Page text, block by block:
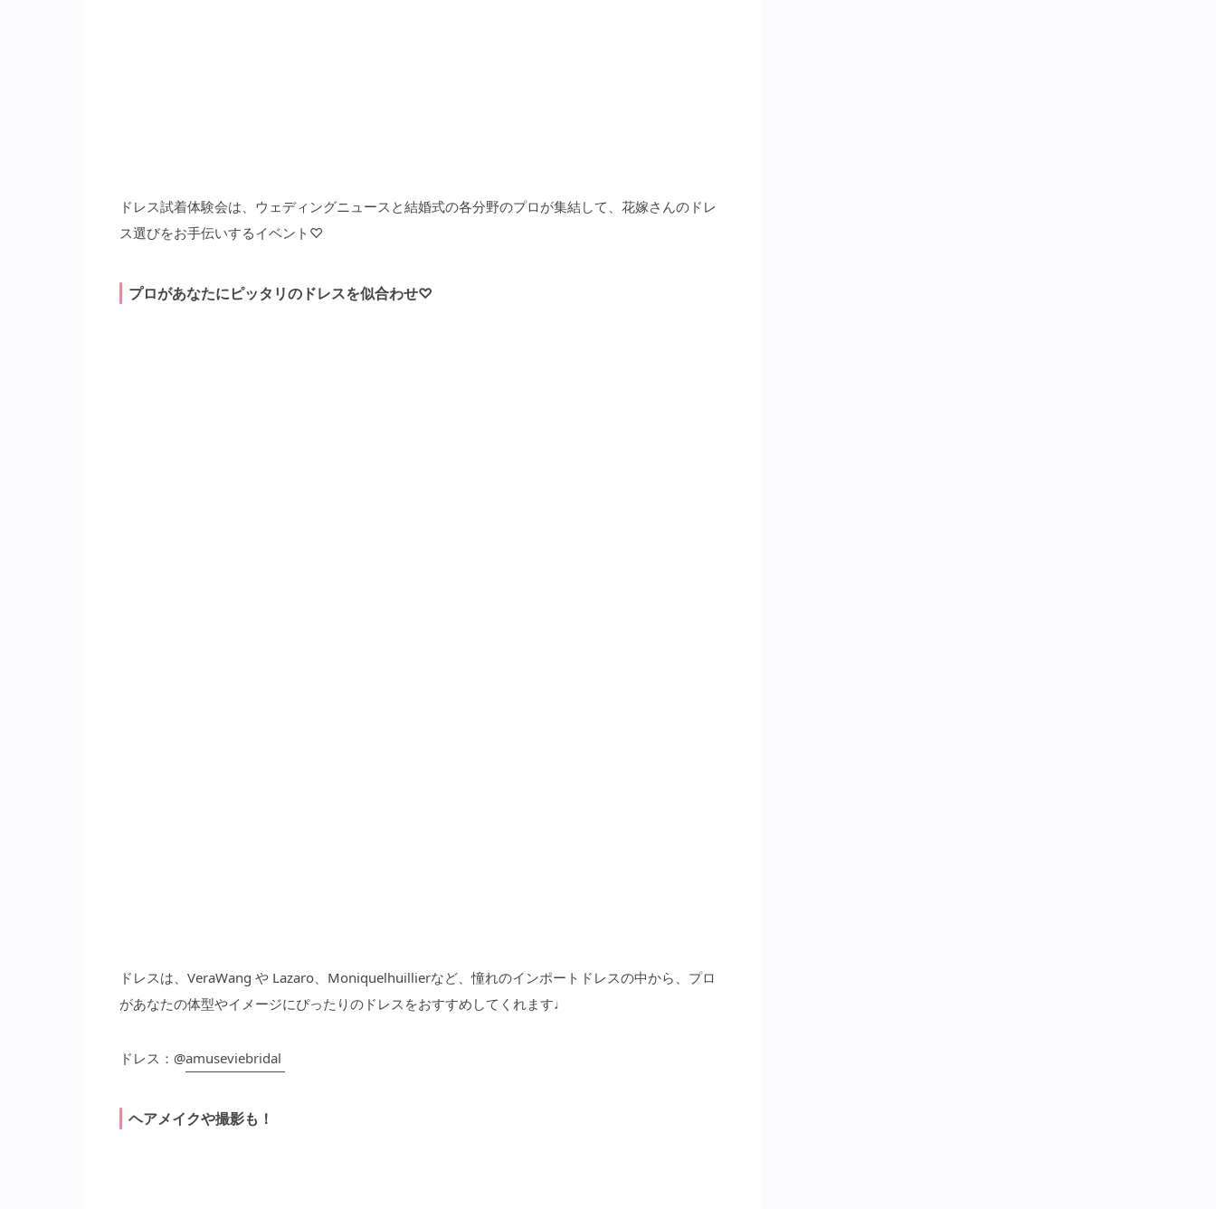
ドレス試着体験会は、ウェディングニュースと結婚式の各分野のプロが集結して、花嫁さんのドレ
ス選びをお手伝いするイベント♡
プロがあなたにピッタリのドレスを似合わせ♡
ドレスは、VeraWang や Lazaro、Moniquelhuillierなど、憧れのインポートドレスの中から、プロ
があなたの体型やイメージにぴったりのドレスをおすすめしてくれます♩
ドレス：@amuseviebridal
ヘアメイクや撮影も！